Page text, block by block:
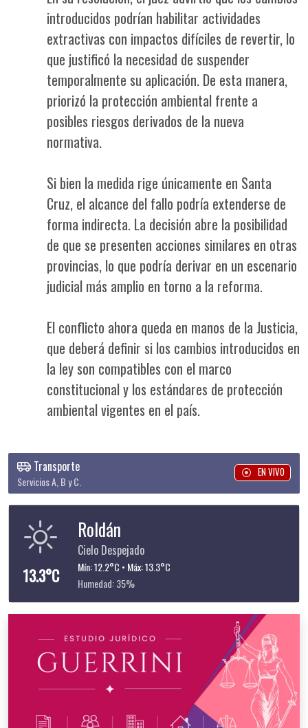
introducidos podrían habilitar actividades
extractivas con impactos difíciles de revertir, lo
que justificó la necesidad de suspender
temporalmente su aplicación. De esta manera,
priorizó la protección ambiental frente a
posibles riesgos derivados de la nueva
normativa.
Si bien la medida rige únicamente en Santa
Cruz, el alcance del fallo podría extenderse de
forma indirecta. La decisión abre la posibilidad
de que se presenten acciones similares en otras
provincias, lo que podría derivar en un escenario
judicial más amplio en torno a la reforma.
El conflicto ahora queda en manos de la Justicia,
que deberá definir si los cambios introducidos en
la ley son compatibles con el marco
constitucional y los estándares de protección
ambiental vigentes en el país.
Transporte
Servicios A, B y C.
EN VIVO
13.3°C
Roldán
Cielo Despejado
Mín: 12.2°C • Máx: 13.3°C
Humedad: 35%